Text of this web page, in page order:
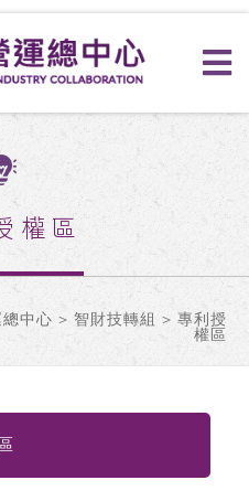
權區
中心 > 智財技轉組 > 專利授
權區